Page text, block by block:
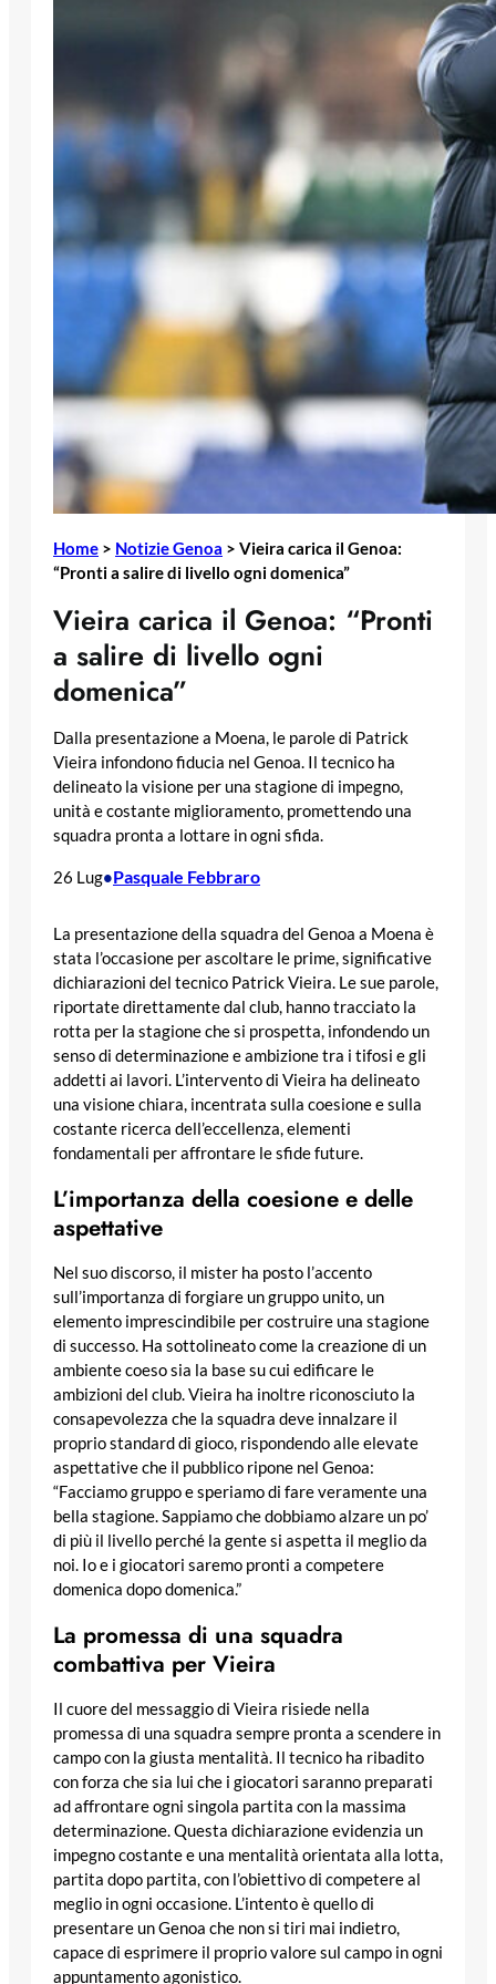
Home > Notizie Genoa > Vieira carica il Genoa:
“Pronti a salire di livello ogni domenica”
Vieira carica il Genoa: “Pronti
a salire di livello ogni
domenica”
Dalla presentazione a Moena, le parole di Patrick
Vieira infondono fiducia nel Genoa. Il tecnico ha
delineato la visione per una stagione di impegno,
unità e costante miglioramento, promettendo una
squadra pronta a lottare in ogni sfida.
26 Lug•Pasquale Febbraro
La presentazione della squadra del Genoa a Moena è
stata l’occasione per ascoltare le prime, significative
dichiarazioni del tecnico Patrick Vieira. Le sue parole,
riportate direttamente dal club, hanno tracciato la
rotta per la stagione che si prospetta, infondendo un
senso di determinazione e ambizione tra i tifosi e gli
addetti ai lavori. L’intervento di Vieira ha delineato
una visione chiara, incentrata sulla coesione e sulla
costante ricerca dell’eccellenza, elementi
fondamentali per affrontare le sfide future.
L’importanza della coesione e delle
aspettative
Nel suo discorso, il mister ha posto l’accento
sull’importanza di forgiare un gruppo unito, un
elemento imprescindibile per costruire una stagione
di successo. Ha sottolineato come la creazione di un
ambiente coeso sia la base su cui edificare le
ambizioni del club. Vieira ha inoltre riconosciuto la
consapevolezza che la squadra deve innalzare il
proprio standard di gioco, rispondendo alle elevate
aspettative che il pubblico ripone nel Genoa:
“Facciamo gruppo e speriamo di fare veramente una
bella stagione. Sappiamo che dobbiamo alzare un po’
di più il livello perché la gente si aspetta il meglio da
noi. Io e i giocatori saremo pronti a competere
domenica dopo domenica.”
La promessa di una squadra
combattiva per Vieira
Il cuore del messaggio di Vieira risiede nella
promessa di una squadra sempre pronta a scendere in
campo con la giusta mentalità. Il tecnico ha ribadito
con forza che sia lui che i giocatori saranno preparati
ad affrontare ogni singola partita con la massima
determinazione. Questa dichiarazione evidenzia un
impegno costante e una mentalità orientata alla lotta,
partita dopo partita, con l’obiettivo di competere al
meglio in ogni occasione. L’intento è quello di
presentare un Genoa che non si tiri mai indietro,
capace di esprimere il proprio valore sul campo in ogni
appuntamento agonistico.